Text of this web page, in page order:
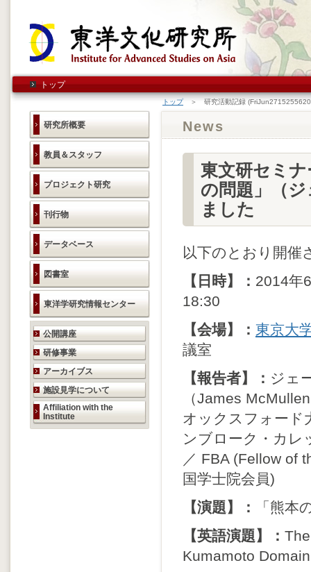
トップ
研究所概要
教員＆スタッフ
プロジェクト研究
刊行物
データベース
図書室
東洋学研究情報センター
研究活動のご案内
公開講座
研修事業
アーカイブス
施設見学について
Affiliation with the
Institute
トップ＞ 研究活動記録
News
東文研セミ
の問題」（
ました
以下のとおり開催
【日時】： 2014年
18:30
【会場】： 東京大
議室
【報告者】： ジェ
（James
オックスフォード
ンブローク・カレ
／ FBA (Fellow of
国学士院会員)
【演題】：
「熊
【英語演題】：
Kumamoto Domain